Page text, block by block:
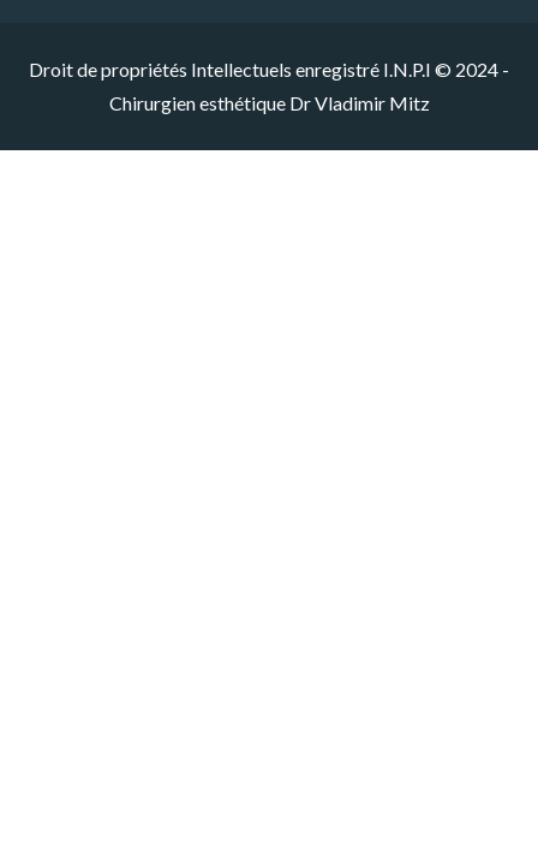
Droit de propriétés Intellectuels enregistré I.N.P.I © 2024 -
Chirurgien esthétique Dr Vladimir Mitz